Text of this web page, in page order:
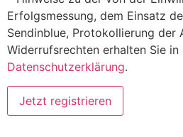
Erfolgsmessung, dem Einsatz
Sendinblue, Protokollierung der
Widerrufsrechten erhalten Sie in
Datenschutzerklärung.